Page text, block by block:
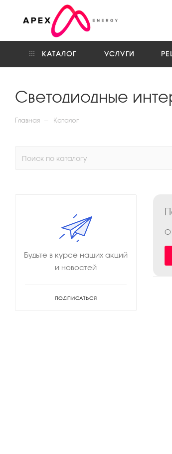
КАТАЛОГ УСЛУГИ
Светодиодные
Главная — Каталог
Будьте в курсе наших акций
и новостей
ПОДПИСАТЬСЯ